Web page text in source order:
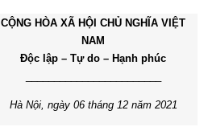
CỘNG HÒA XÃ HỘI CHỦ NGHĨA VIỆT
NAM
Độc lập – Tự do – Hạnh phúc
Hà Nội, ngày 06 tháng 12 năm 2021